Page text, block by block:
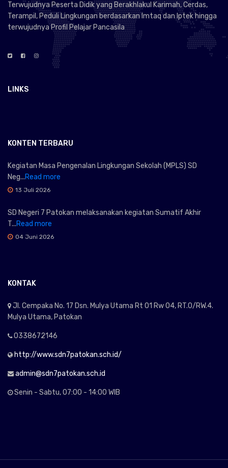
Terwujudnya Peserta Didik yang Berakhlakul Karimah, Cerdas,
Terampil, Peduli Lingkungan berdasarkan Imtaq dan Iptek hingga
terwujudnya Profil Pelajar Pancasila
LINKS
KONTEN TERBARU
Kegiatan Masa Pengenalan Lingkungan Sekolah (MPLS) SD
Neg...Read more
13 Juli 2026
SD Negeri 7 Patokan melaksanakan kegiatan Sumatif Akhir
T...Read more
04 Juni 2026
KONTAK
Jl. Cempaka No. 17 Dsn. Mulya Utama Rt 01 Rw 04, RT.0/RW.4.
Mulya Utama, Patokan
0338672146
http://www.sdn7patokan.sch.id/
admin@sdn7patokan.sch.id
Senin - Sabtu, 07:00 - 14:00 WIB